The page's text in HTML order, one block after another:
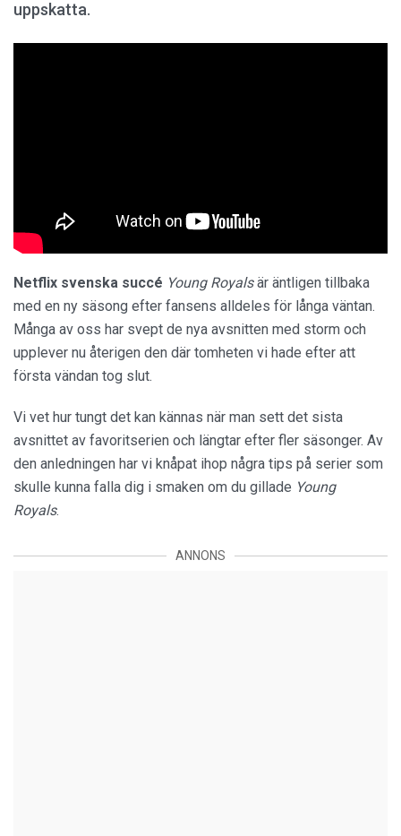
uppskatta.
Netflix svenska succé Young Royalsär äntligen tillbaka
med en ny säsong efter fansens alldeles för långa väntan.
Många av oss har svept de nya avsnitten med storm och
upplever nu återigen den där tomheten vi hade efter att
första vändan tog slut.
Vi vet hur tungt det kan kännas när man sett det sista
avsnittet av favoritserien och längtar efter fler säsonger. Av
den anledningen har vi knåpat ihop några tips på serier som
skulle kunna falla dig i smaken om du gillade Young
Royals.
ANNONS